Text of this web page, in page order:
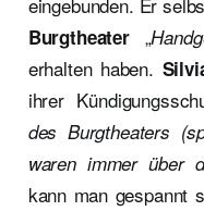
Burgtheater„
erhalten haben.
ihrer
des Burgtheaters
waren immer über
kann man gespannt